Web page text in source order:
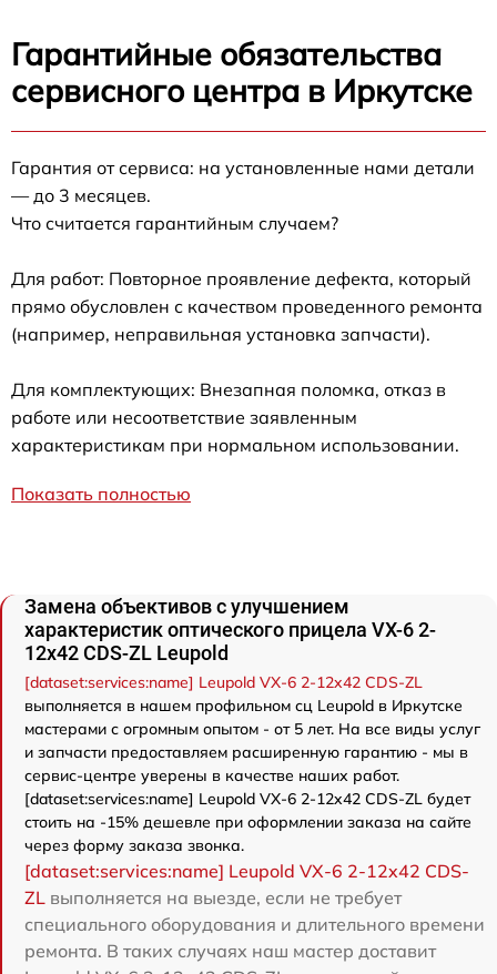
Гарантийные обязательства
сервисного центра в Иркутске
Гарантия от сервиса: на установленные нами детали
— до 3 месяцев.
Что считается гарантийным случаем?
Для работ: Повторное проявление дефекта, который
прямо обусловлен с качеством проведенного ремонта
(например, неправильная установка запчасти).
Для комплектующих: Внезапная поломка, отказ в
работе или несоответствие заявленным
характеристикам при нормальном использовании.
Показать полностью
Замена объективов с улучшением
характеристик оптического прицела VX-6 2-
12x42 CDS-ZL Leupold
[dataset:services:name] Leupold VX-6 2-12x42 CDS-ZL
выполняется в нашем профильном сц Leupold в Иркутске
мастерами с огромным опытом - от 5 лет. На все виды услуг
и запчасти предоставляем расширенную гарантию - мы в
сервис-центре уверены в качестве наших работ.
[dataset:services:name] Leupold VX-6 2-12x42 CDS-ZL будет
стоить на -15% дешевле при оформлении заказа на сайте
через форму заказа звонка.
[dataset:services:name] Leupold VX-6 2-12x42 CDS-
ZL выполняется на выезде, если не требует
специального оборудования и длительного времени
ремонта. В таких случаях наш мастер доставит